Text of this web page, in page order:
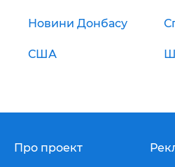
Новини Донбасу
США
Про проект